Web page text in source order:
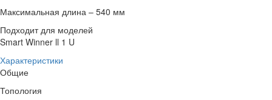
Максимальная длина – 540 мм
Подходит для моделей
Smart Winner ll 1 U
Характеристики
Общие
Топология